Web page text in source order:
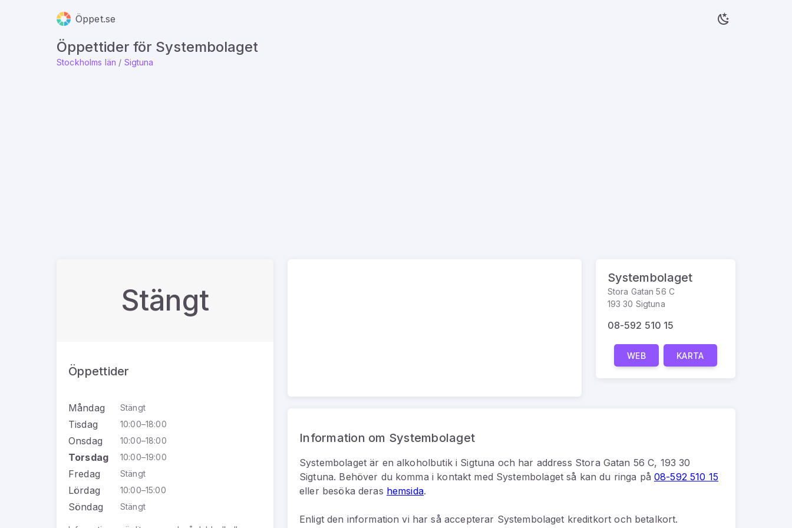
Öppet.se
Öppettider för Systembolaget
Stockholms län / Sigtuna
Stängt
Öppettider
Måndag Stängt
Tisdag 10:00–18:00
Onsdag 10:00–18:00
Torsdag 10:00–19:00
Fredag Stängt
Lördag 10:00–15:00
Söndag Stängt
Systembolaget
Stora Gatan 56 C
193 30 Sigtuna
08-592 510 15
WEB KARTA
Information om Systembolaget
Systembolagetär en alkoholbutiki Sigtuna och har address Stora Gatan 56 C, 193 30
Sigtuna. Behöver du komma i kontakt med Systembolagetså kan du ringa på 08-592 510 15
eller besöka deras hemsida.
Enligt den information vi har så accepterar Systembolaget kreditkort och betalkort.